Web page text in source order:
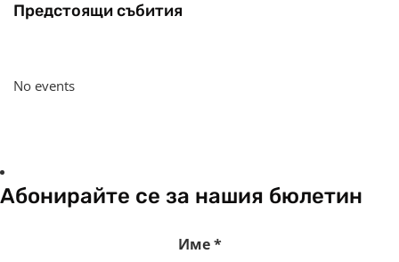
Предстоящи събития
No events
Абонирайте се за нашия бюлетин
Име*